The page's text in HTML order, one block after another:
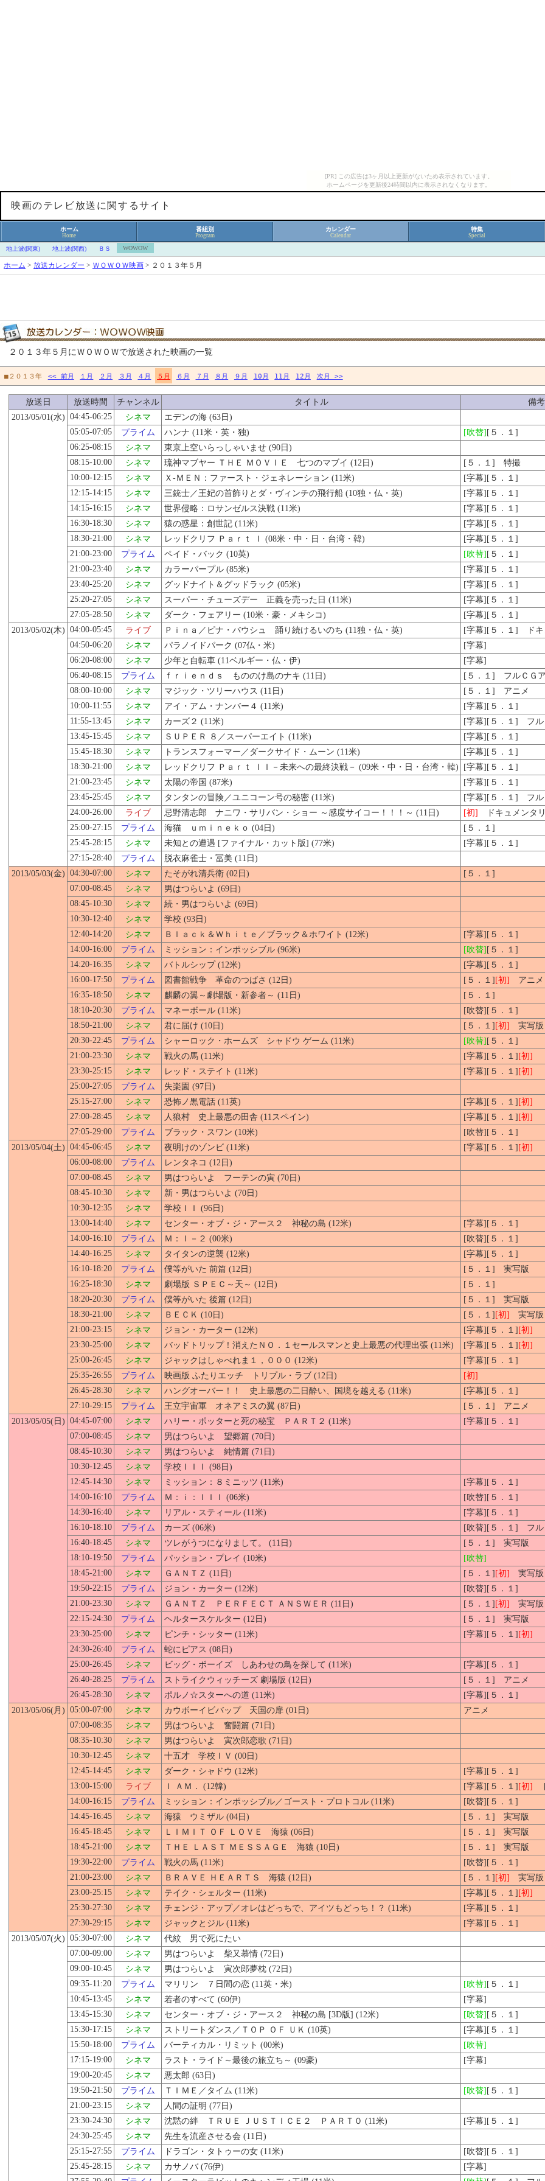
[PR] この広告は3ヶ月以上更新がないため表示されています。
ホームページを更新後24時間以内に表示されなくなります。
映画のテレビ放送に関するサイト
ホーム
Home
番組別
Program
カレンダー
Calendar
特集
Special
地上波(関東) 地上波(関西) ＢＳ WOWOW
ホーム > 放送カレンダー > ＷＯＷＯＷ映画 > ２０１３年５月
２０１３年５月にＷＯＷＯＷで放送された映画の一覧
■２０１３年 << 前月 １月 ２月 ３月 ４月 ５月 ６月 ７月 ８月 ９月 10月 11月 12月 次月 >>
放送日 放送時間 チャンネル タイトル
備考
2013/05/01(水) 04:45-06:25 シネマ
エデンの海 (63日)
05:05-07:05
プライム ハンナ (11米・英・独) [吹替][５．１]
06:25-08:15
シネマ
東京上空いらっしゃいませ (90日)
08:15-10:00
シネマ 琉神マブヤー ＴＨＥ ＭＯＶＩＥ 七つのマブイ (12日)
[５．１] 特撮
10:00-12:15
シネマ Ｘ‐ＭＥＮ：ファースト・ジェネレーション (11米)
[字幕][５．１]
12:15-14:15
シネマ 三銃士／王妃の首飾りとダ・ヴィンチの飛行船 (10独・仏・英)
[字幕][５．１]
14:15-16:15
シネマ 世界侵略：ロサンゼルス決戦 (11米)
[字幕][５．１]
16:30-18:30
シネマ 猿の惑星：創世記(11米)
[字幕][５．１]
18:30-21:00
シネマ レッドクリフ Ｐａｒｔ Ｉ (08米・中・日・台湾・韓)
[字幕][５．１]
21:00-23:00
プライム ペイド・バック (10英) [吹替][５．１]
21:00-23:40
シネマ カラーパープル (85米)
[字幕][５．１]
23:40-25:20
シネマ グッドナイト＆グッドラック (05米)
[字幕][５．１]
25:20-27:05
シネマ スーパー・チューズデー 正義を売った日 (11米)
[字幕][５．１]
27:05-28:50
シネマ ダーク・フェアリー (10米・豪・メキシコ)
[字幕][５．１]
2013/05/02(木) 04:00-05:45 ライブ Ｐｉｎａ／ピナ・バウシュ 踊り続けるいのち (11独・仏・英)
[字幕][５．１] ドキ
04:50-06:20
シネマ パラノイドパーク (07仏・米)
[字幕]
06:20-08:00
シネマ 少年と自転車 (11ベルギー・仏・伊)
[字幕]
06:40-08:15
プライム ｆｒｉｅｎｄｓ もののけ島のナキ (11日)
[５．１] フルＣＧ
08:00-10:00
シネマ マジック・ツリーハウス (11日)
[５．１] アニメ
10:00-11:55
シネマ アイ・アム・ナンバー４ (11米)
[字幕][５．１]
11:55-13:45
シネマ カーズ２ (11米)
[字幕][５．１] フル
13:45-15:45
シネマ ＳＵＰＥＲ ８／スーパーエイト (11米)
[字幕][５．１]
15:45-18:30
シネマ トランスフォーマー／ダークサイド・ムーン (11米)
[字幕][５．１]
18:30-21:00
シネマ レッドクリフ Ｐａｒｔ ＩＩ－未来への最終決戦－ (09米・中・日・台湾・韓)
[字幕][５．１]
21:00-23:45
シネマ 太陽の帝国 (87米)
[字幕][５．１]
23:45-25:45
シネマ タンタンの冒険／ユニコーン号の秘密 (11米)
[字幕][５．１] フル
24:00-26:00
ライブ 忌野清志郎 ナニワ・サリバン・ショー ～感度サイコー！！！～ (11日) [初] ドキュメンタ
25:00-27:15
プライム 海猫 ｕｍｉｎｅｋｏ (04日)
[５．１]
25:45-28:15
シネマ 未知との遭遇 [ファイナル・カット版] (77米)
[字幕][５．１]
27:15-28:40
プライム
脱衣麻雀士・冨美 (11日)
2013/05/03(金) 04:30-07:00 シネマ たそがれ清兵衛 (02日)
[５．１]
07:00-08:45
シネマ
男はつらいよ (69日)
08:45-10:30
シネマ
続・男はつらいよ (69日)
10:30-12:40
シネマ
学校 (93日)
12:40-14:20
シネマ Ｂｌａｃｋ＆Ｗｈｉｔｅ／ブラック＆ホワイト (12米)
[字幕][５．１]
14:00-16:00
プライム ミッション：インポッシブル (96米) [吹替][５．１]
14:20-16:35
シネマ バトルシップ (12米)
[字幕][５．１]
16:00-17:50
プライム 図書館戦争 革命のつばさ (12日) [５．１][初] アニメ
16:35-18:50
シネマ 麒麟の翼～劇場版・新参者～ (11日)
[５．１]
18:10-20:30
プライム マネーボール (11米)
[吹替][５．１]
18:50-21:00
シネマ 君に届け (10日) [５．１][初] 実写版
20:30-22:45
プライム シャーロック・ホームズ シャドウ ゲーム (11米) [吹替][５．１]
21:00-23:30
シネマ 戦火の馬 (11米) [字幕][５．１][初]
23:30-25:15
シネマ レッド・ステイト (11米) [字幕][５．１][初]
25:00-27:05
プライム
失楽園 (97日)
25:15-27:00
シネマ 恐怖ノ黒電話 (11英) [字幕][５．１][初]
27:00-28:45
シネマ 人狼村 史上最悪の田舎 (11スペイン) [字幕][５．１][初]
27:05-29:00
プライム ブラック・スワン (10米)
[吹替][５．１]
2013/05/04(土) 04:45-06:45 シネマ 夜明けのゾンビ (11米) [字幕][５．１][初]
06:00-08:00
プライム
レンタネコ (12日)
07:00-08:45
シネマ
男はつらいよ フーテンの寅 (70日)
08:45-10:30
シネマ
新・男はつらいよ (70日)
10:30-12:35
シネマ
学校ＩＩ (96日)
13:00-14:40
シネマ センター・オブ・ジ・アース２ 神秘の島 (12米)
[字幕][５．１]
14:00-16:10
プライム Ｍ：Ｉ－２ (00米)
[吹替][５．１]
14:40-16:25
シネマ タイタンの逆襲 (12米)
[字幕][５．１]
16:10-18:20
プライム 僕等がいた 前篇 (12日)
[５．１] 実写版
16:25-18:30
シネマ 劇場版 ＳＰＥＣ～天～ (12日)
[５．１]
18:20-20:30
プライム 僕等がいた 後篇 (12日)
[５．１] 実写版
18:30-21:00
シネマ ＢＥＣＫ (10日) [５．１][初] 実写版
21:00-23:15
シネマ ジョン・カーター (12米) [字幕][５．１][初]
23:30-25:00
シネマ バッドトリップ！消えたＮＯ．１セールスマンと史上最悪の代理出張 (11米) [字幕][５．１][初]
25:00-26:45
シネマ ジャックはしゃべれま１，０００ (12米)
[字幕][５．１]
25:35-26:55
プライム 映画版 ふたりエッチ トリプル・ラブ (12日)
[初]
26:45-28:30
シネマ ハングオーバー！！ 史上最悪の二日酔い、国境を越える (11米)
[字幕][５．１]
27:10-29:15
プライム 王立宇宙軍 オネアミスの翼 (87日)
[５．１] アニメ
2013/05/05(日) 04:45-07:00 シネマ ハリー・ポッターと死の秘宝 ＰＡＲＴ２ (11米)
[字幕][５．１]
07:00-08:45
シネマ
男はつらいよ 望郷篇 (70日)
08:45-10:30
シネマ
男はつらいよ 純情篇 (71日)
10:30-12:45
シネマ
学校ＩＩＩ (98日)
12:45-14:30
シネマ ミッション：８ミニッツ (11米)
[字幕][５．１]
14:00-16:10
プライム Ｍ：ｉ：ＩＩＩ (06米)
[吹替][５．１]
14:30-16:40
シネマ リアル・スティール (11米)
[字幕][５．１]
16:10-18:10
プライム カーズ (06米)
[吹替][５．１] フル
16:40-18:45
シネマ ツレがうつになりまして。 (11日)
[５．１] 実写版
18:10-19:50
プライム パッション・プレイ (10米)
[吹替]
18:45-21:00
シネマ ＧＡＮＴＺ (11日) [５．１][初] 実写版
19:50-22:15
プライム ジョン・カーター (12米)
[吹替][５．１]
21:00-23:30
シネマ ＧＡＮＴＺ ＰＥＲＦＥＣＴ ＡＮＳＷＥＲ (11日) [５．１][初] 実写版
22:15-24:30
プライム ヘルタースケルター (12日)
[５．１] 実写版
23:30-25:00
シネマ ピンチ・シッター (11米) [字幕][５．１][初]
24:30-26:40
プライム
蛇にピアス (08日)
25:00-26:45
シネマ ビッグ・ボーイズ しあわせの鳥を探して (11米)
[字幕][５．１]
26:40-28:25
プライム ストライクウィッチーズ 劇場版 (12日)
[５．１] アニメ
26:45-28:30
シネマ ポルノ☆スターへの道 (11米)
[字幕][５．１]
2013/05/06(月) 05:00-07:00 シネマ カウボーイビバップ 天国の扉 (01日)
アニメ
07:00-08:35
シネマ
男はつらいよ 奮闘篇 (71日)
08:35-10:30
シネマ
男はつらいよ 寅次郎恋歌 (71日)
10:30-12:45
シネマ
十五才 学校ＩＶ (00日)
12:45-14:45
シネマ ダーク・シャドウ (12米)
[字幕][５．１]
13:00-15:00
ライブ Ｉ ＡＭ． (12韓) [字幕][５．１][初]
14:00-16:15
プライム ミッション：インポッシブル／ゴースト・プロトコル (11米)
[吹替][５．１]
14:45-16:45
シネマ 海猿 ウミザル (04日)
[５．１] 実写版
16:45-18:45
シネマ ＬＩＭＩＴ ＯＦ ＬＯＶＥ 海猿 (06日)
[５．１] 実写版
18:45-21:00
シネマ ＴＨＥ ＬＡＳＴ ＭＥＳＳＡＧＥ 海猿 (10日)
[５．１] 実写版
19:30-22:00
プライム 戦火の馬 (11米)
[吹替][５．１]
21:00-23:00
シネマ ＢＲＡＶＥ ＨＥＡＲＴＳ 海猿 (12日) [５．１][初] 実写版
23:00-25:15
シネマ テイク・シェルター (11米) [字幕][５．１][初]
25:30-27:30
シネマ チェンジ・アップ／オレはどっちで、アイツもどっち！？ (11米)
[字幕][５．１]
27:30-29:15
シネマ ジャックとジル (11米)
[字幕][５．１]
2013/05/07(火) 05:30-07:00 シネマ
代紋 男で死にたい
07:00-09:00
シネマ
男はつらいよ 柴又慕情 (72日)
09:00-10:45
シネマ
男はつらいよ 寅次郎夢枕 (72日)
09:35-11:20
プライム マリリン ７日間の恋 (11英・米) [吹替][５．１]
10:45-13:45
シネマ 若者のすべて (60伊)
[字幕]
13:45-15:30
シネマ センター・オブ・ジ・アース２ 神秘の島 [3D版] (12米) [吹替][５．１]
15:30-17:15
シネマ ストリートダンス／ＴＯＰ ＯＦ ＵＫ (10英)
[字幕][５．１]
15:50-18:00
プライム バーティカル・リミット (00米)
[吹替]
17:15-19:00
シネマ ラスト・ライド～最後の旅立ち～ (09豪)
[字幕]
19:00-20:45
シネマ
悪太郎 (63日)
19:50-21:50
プライム ＴＩＭＥ／タイム (11米) [吹替][５．１]
21:00-23:15
シネマ
人間の証明 (77日)
23:30-24:30
シネマ 沈黙の絆 ＴＲＵＥ ＪＵＳＴＩＣＥ２ ＰＡＲＴ０ (11米)
[字幕][５．１]
24:30-25:45
シネマ
先生を流産させる会 (11日)
25:15-27:55
プライム ドラゴン・タトゥーの女 (11米)
[吹替][５．１]
25:45-28:15
シネマ カサノバ (76伊)
[字幕]